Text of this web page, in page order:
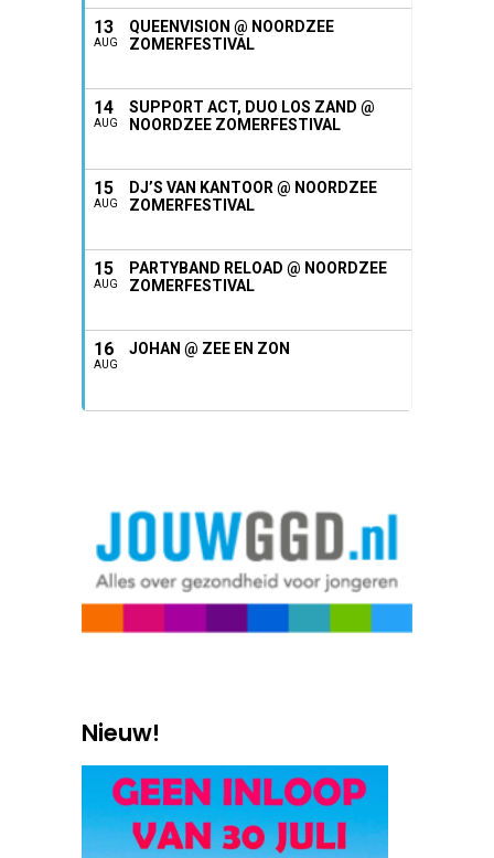
13
AUG
QUEENVISION @ NOORDZEE
ZOMERFESTIVAL
14
AUG
SUPPORT ACT, DUO LOS ZAND @
NOORDZEE ZOMERFESTIVAL
15
AUG
DJ’S VAN KANTOOR @ NOORDZEE
ZOMERFESTIVAL
15
AUG
PARTYBAND RELOAD @ NOORDZEE
ZOMERFESTIVAL
16
AUG
JOHAN @ ZEE EN ZON
Nieuw!